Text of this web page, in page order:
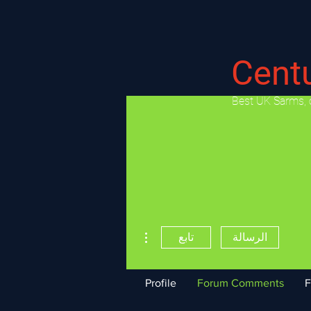
​Best UK
الرسالة تابع
Profile Forum Comments